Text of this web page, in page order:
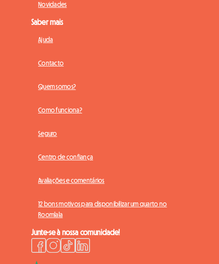
Novidades
Saber mais
Ajuda
Contacto
Quem somos?
Como funciona?
Seguro
Centro de confiança
Avaliações e comentários
12 bons motivos para disponibilizar um quarto no
Roomlala
Junte-se à nossa comunidade!